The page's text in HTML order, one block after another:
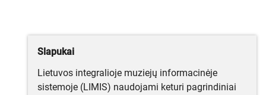
Slapukai
Lietuvos integralioje muziejų informacinėje
sistemoje (LIMIS) naudojami keturi pagrindiniai